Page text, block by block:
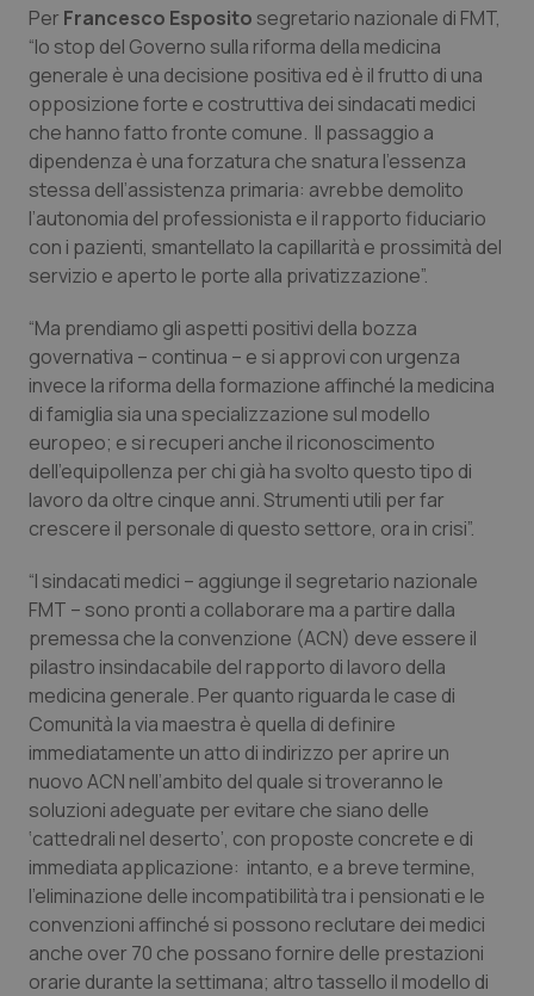
Lettere al direttore
Edizioni Regionali
QS Pro
Professionisti Sanitari.AI
Abruzzo
Basilicata
Calabria
Campania
Emilia-Romagna
Friuli Venezia Giulia
Lazio
Liguria
Lombardia
Marche
Molise
Piemonte
QS Pro Gold
Artrite & artrosi
Asma & BPCO
Car-T
Colesterolo & coronaropatie
Dermatite Atopica
Diabete & glucometri
Disturbi dell’umore
Dolore
Donna & Salute
Epatiti
HIV
QS Club Newsletter
Per Francesco Esposito segretario nazionale di FMT,
“lo stop del Governo sulla riforma della medicina
generale è una decisione positiva ed è il frutto di una
opposizione forte e costruttiva dei sindacati medici
che hanno fatto fronte comune. Il passaggio a
dipendenza è una forzatura che snatura l’essenza
stessa dell’assistenza primaria: avrebbe demolito
l’autonomia del professionista e il rapporto fiduciario
con i pazienti, smantellato la capillarità e prossimità del
servizio e aperto le porte alla privatizzazione”.
“Ma prendiamo gli aspetti positivi della bozza
governativa – continua – e si approvi con urgenza
invece la riforma della formazione affinché la medicina
di famiglia sia una specializzazione sul modello
europeo; e si recuperi anche il riconoscimento
dell’equipollenza per chi già ha svolto questo tipo di
lavoro da oltre cinque anni. Strumenti utili per far
crescere il personale di questo settore, ora in crisi”.
“I sindacati medici – aggiunge il segretario nazionale
FMT – sono pronti a collaborare ma a partire dalla
premessa che la convenzione (ACN) deve essere il
pilastro insindacabile del rapporto di lavoro della
medicina generale. Per quanto riguarda le case di
Comunità la via maestra è quella di definire
immediatamente un atto di indirizzo per aprire un
nuovo ACN nell’ambito del quale si troveranno le
soluzioni adeguate per evitare che siano delle
‘cattedrali nel deserto’, con proposte concrete e di
immediata applicazione: intanto, e a breve termine,
l’eliminazione delle incompatibilità tra i pensionati e le
convenzioni affinché si possono reclutare dei medici
anche over 70 che possano fornire delle prestazioni
orarie durante la settimana; altro tassello il modello di